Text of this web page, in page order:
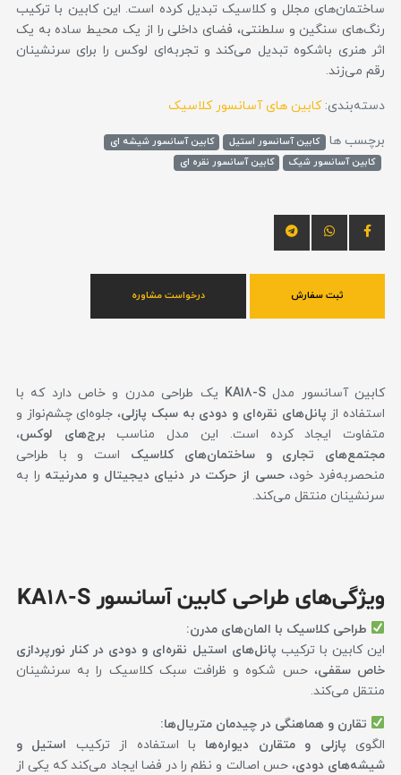
ساختمان‌های مجلل و کلاسیک تبدیل کرده است. این کابین با ترکیب
رنگ‌های سنگین و سلطنتی، فضای داخلی را از یک محیط ساده به یک
اثر هنری باشکوه تبدیل می‌کند و تجربه‌ای لوکس را برای سرنشینان
رقم می‌زند.
دسته‌بندی:کابین های آسانسور کلاسیک
برچسب ها کابین آسانسور استیل
کابین آسانسور شیشه ای
کابین آسانسور شیک
کابین آسانسور نقره ای
ثبت سفارش درخواست مشاوره
کابین آسانسور مدلKA18-S یک طراحی مدرن و خاص دارد که با
استفاده از پانل‌های نقره‌ای و دودی به سبک پازلی، جلوه‌ای چشم‌نواز و
متفاوت ایجاد کرده است. این مدل مناسب برج‌های لوکس،
مجتمع‌های تجاری و ساختمان‌های کلاسیک است و با طراحی
منحصربه‌فرد خود،حسی از حرکت در دنیای دیجیتال و مدرنیته را به
سرنشینان منتقل می‌کند.
ویژگی‌های طراحی کابین آسانسور KA18-S
طراحی کلاسیک با المان‌های مدرن:
این کابین با ترکیب پانل‌های استیل نقره‌ای و دودی در کنار نورپردازی
خاص سقفی، حس شکوه و ظرافت سبک کلاسیک را به سرنشینان
منتقل می‌کند.
تقارن و هماهنگی در چیدمان متریال‌ها:
الگوی پازلی و متقارن دیواره‌ها با استفاده از ترکیب استیل و
شیشه‌های دودی، حس اصالت و نظم را در فضا ایجاد می‌کند که یکی از